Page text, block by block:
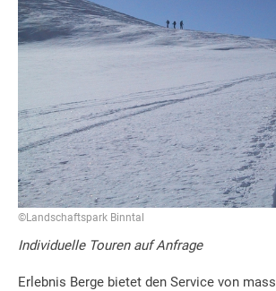
©Landschaftspark Binntal
Individuelle Touren auf Anfrage
Erlebnis Berge bietet den Service von